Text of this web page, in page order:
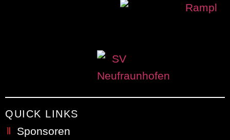
QUICK LINKS
Sponsoren